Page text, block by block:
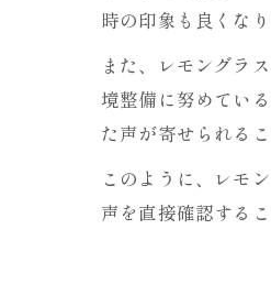
時の印象も良くなり
また、レモングラ
境整備に努めてい
た声が寄せられる
このように、レモ
声を直接確認する